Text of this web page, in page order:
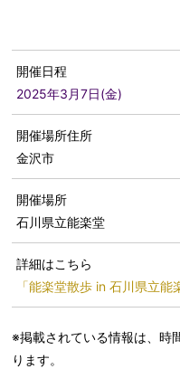
開催日程
2025年3月7日(金)
開催場所住所
金沢市
開催場所
石川県立能楽堂
詳細はこちら
「能楽堂散歩 in 石川県立
※掲載されている情報は、時
ります。